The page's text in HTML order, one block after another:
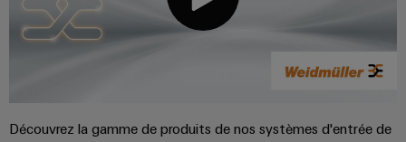
Découvrez la gamme de produits de nos systèmes d'entrée de